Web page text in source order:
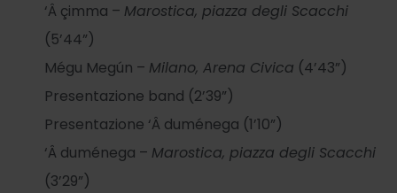
‘Â çimma – Marostica, piazza degli Scacchi
(5’44”)
Mégu Megún – Milano, Arena Civica (4’43”)
Presentazione band (2’39”)
Presentazione ‘Â duménega (1’10”)
‘Â duménega – Marostica, piazza degli Scacchi
(3’29”)